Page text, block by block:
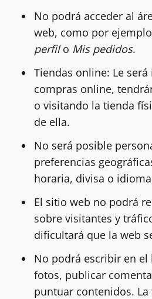
No podrá acceder al
web, como por ejemplo
perfilo Mis pedidos.
Tiendas online: Le
compras online,
o visitando la tienda
de ella.
No será posible
preferencias
horaria, divisa o
El sitio web no podrá
sobre visitantes y
dificultará que la web
No podrá escribir en
fotos, publicar
puntuar contenidos.